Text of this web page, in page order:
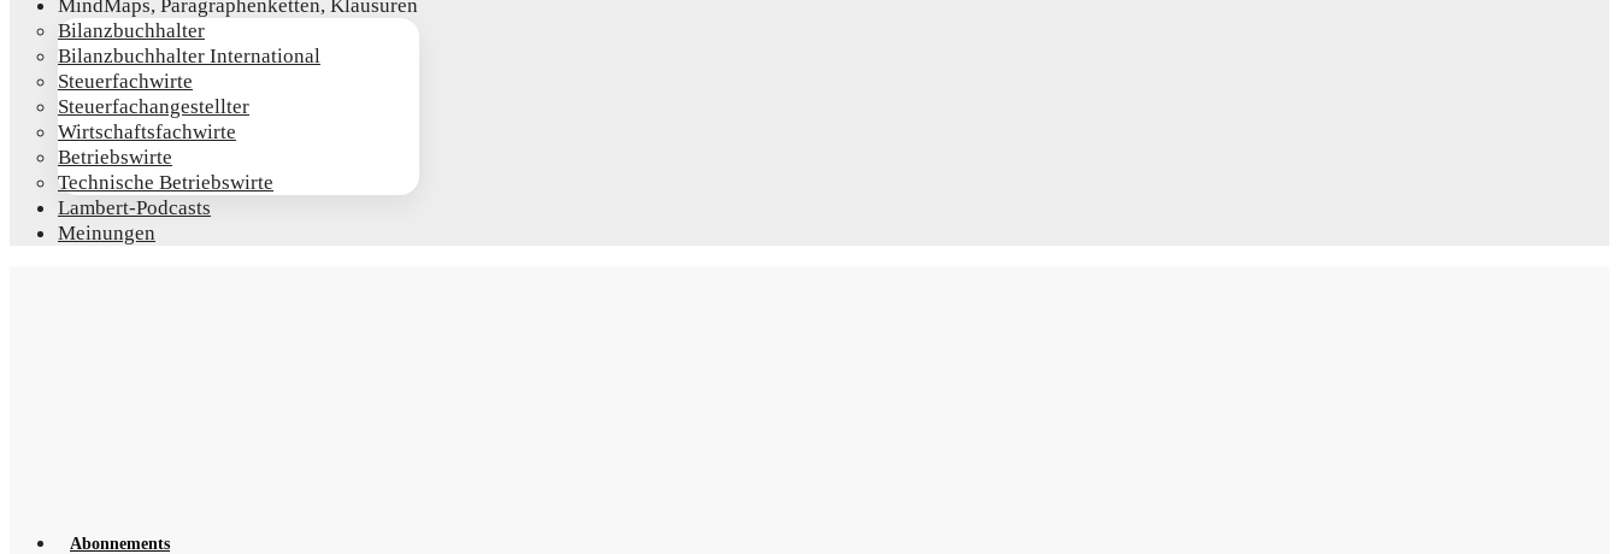
Mind­Maps, Para­gra­phen­ket­ten, Klausuren
Bilanz­buch­hal­ter
Bilanz­buch­hal­ter International
Steu­er­fach­wir­te
Steu­er­fach­an­ge­stell­ter
Wirt­schafts­fach­wir­te
Betriebs­wir­te
Tech­ni­sche Betriebswirte
Lam­­bert-Pod­­casts
Mei­nun­gen
Abon­ne­ments